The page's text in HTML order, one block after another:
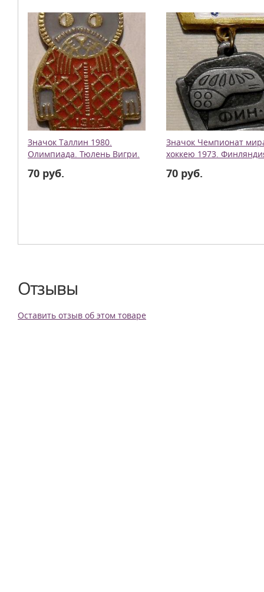
Значок Таллин 1980.
Олимпиада. Тюлень Вигри.
70 руб.
Значок Чемпионат
хоккею 1973.
70 руб.
Отзывы
Оставить отзыв об этом товаре